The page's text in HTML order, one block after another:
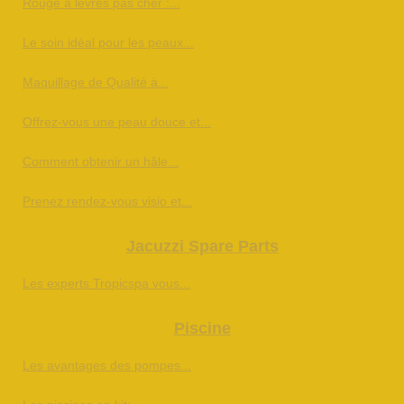
Rouge à lèvres pas cher :...
Le soin idéal pour les peaux...
Maquillage de Qualité à...
Offrez-vous une peau douce et...
Comment obtenir un hâle...
Prenez rendez-vous visio et...
Jacuzzi Spare Parts
Les experts Tropicspa vous...
Piscine
Les avantages des pompes...